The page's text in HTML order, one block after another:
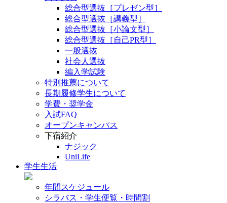
総合型選抜［プレゼン型］
総合型選抜［講義型］
総合型選抜［小論文型］
総合型選抜［自己PR型］
一般選抜
社会人選抜
編入学試験
特別推薦について
長期履修学生について
学費・奨学金
入試FAQ
オープンキャンパス
下宿紹介
ナジック
UniLife
学生生活
年間スケジュール
シラバス・学生便覧・時間割